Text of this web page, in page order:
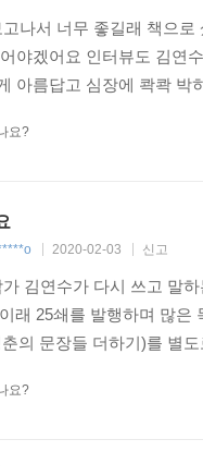
보다 먼저 살았던 사람
다가 잠들고 나면, 또 새
에 돌이켜보는, 지난밤의
을」197쪽
나서 너무 좋길래 책으
야겠어요 인터뷰도 김연
아름답고 심장에 콱콱
요?
2020-02-03 신고
김연수가 다시 쓰고 말
래 25쇄를 발행하며 많
의 문장들 더하기)를 별
요?